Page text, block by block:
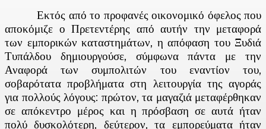
Εκτός από το προφανές οικονομικό όφελος που
αποκόμιζε ο Πρετεντέρης από αυτήν την μεταφορά
των εμπορικών καταστημάτων, η απόφαση του Ξυδιά
Τυπάλδου δημιουργούσε, σύμφωνα πάντα με την
Αναφορά των συμπολιτών του εναντίον του,
σοβαρότατα προβλήματα στη λειτουργία της αγοράς
για πολλούς λόγους: πρώτον, τα μαγαζιά μεταφέρθηκαν
σε απόκεντρο μέρος και η πρόσβαση σε αυτά ήταν
πολύ δυσκολότερη, δεύτερον, τα εμπορεύματα ήταν